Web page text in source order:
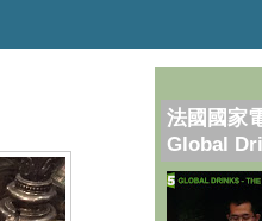
法國國家
Global